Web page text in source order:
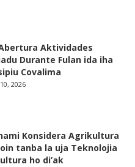
Abertura Aktividades
Durante Fulan ida iha
Covalima
2026
Konsidera Agrikultura
tanba la uja Teknolojia
ho di’ak